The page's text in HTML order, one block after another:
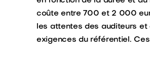
coûte entre 700 et 2 000
les attentes des auditeurs
exigences du référentiel.